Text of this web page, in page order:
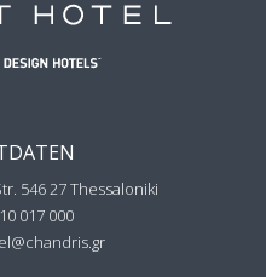
546 27 Thessaloniki
017 000